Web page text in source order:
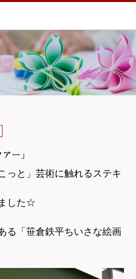
ー」
っと」芸術に触れるステキ
した☆
る「笹倉鉄平ちいさな絵画